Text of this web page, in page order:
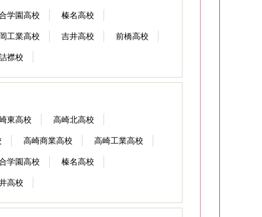
学園高校 榛名高校
工業高校 吉井高校 前橋高校
襟校
東高校 高崎北高校
高崎商業高校 高崎工業高校
学園高校 榛名高校
高校